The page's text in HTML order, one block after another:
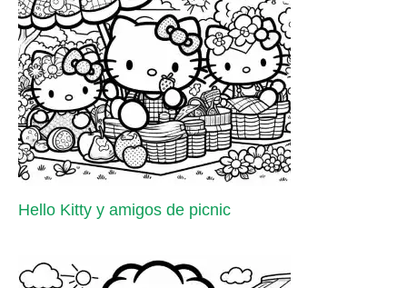
Hello Kitty y amigos de picnic